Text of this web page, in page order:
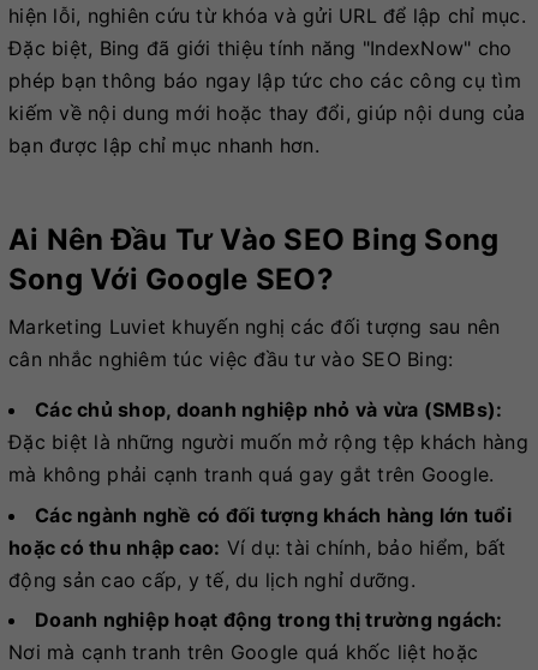
hiện lỗi, nghiên cứu từ khóa và gửi URL để lập chỉ mục.
Đặc biệt, Bing đã giới thiệu tính năng "IndexNow" cho
phép bạn thông báo ngay lập tức cho các công cụ tìm
kiếm về nội dung mới hoặc thay đổi, giúp nội dung của
bạn được lập chỉ mục nhanh hơn.
Ai Nên Đầu Tư Vào SEO Bing Song
Song Với Google SEO?
Marketing Luviet khuyến nghị các đối tượng sau nên
cân nhắc nghiêm túc việc đầu tư vào SEO Bing:
Các chủ shop, doanh nghiệp nhỏ và vừa (SMBs):
Đặc biệt là những người muốn mở rộng tệp khách hàng
mà không phải cạnh tranh quá gay gắt trên Google.
Các ngành nghề có đối tượng khách hàng lớn tuổi
hoặc có thu nhập cao: Ví dụ: tài chính, bảo hiểm, bất
động sản cao cấp, y tế, du lịch nghỉ dưỡng.
Doanh nghiệp hoạt động trong thị trường ngách:
Nơi mà cạnh tranh trên Google quá khốc liệt hoặc